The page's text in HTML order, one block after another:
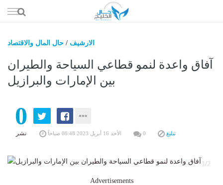
الى
الارشيف / حال المال والاقتصاد
آفاق واعدة لنمو قطاعي السياحة والطيران
بين الإمارات والبرازيل
0
نشر الأحد 16 أبريل 2023 08:48 صباحاً 0 تبليغ
1/2
Advertisements
حال
حال
حال الثقافة والفن